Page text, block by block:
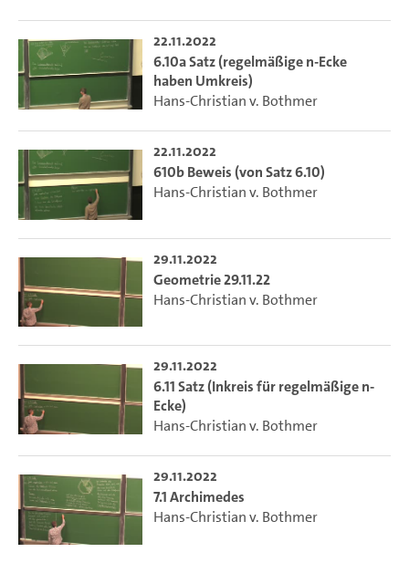
22.11.2022
6.10a Satz (regelmäßige n-Ecke
haben Umkreis)
Hans-Christian v. Bothmer
22.11.2022
610b Beweis (von Satz 6.10)
Hans-Christian v. Bothmer
29.11.2022
Geometrie 29.11.22
Hans-Christian v. Bothmer
29.11.2022
6.11 Satz (Inkreis für regelmäßige n-
Ecke)
Hans-Christian v. Bothmer
29.11.2022
7.1 Archimedes
Hans-Christian v. Bothmer